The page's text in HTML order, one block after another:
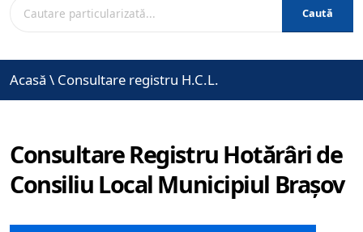
Caută
Acasă \ Consultare registru H.C.L.
Consultare Registru Hotărâri de
Consiliu Local Municipiul Brașov